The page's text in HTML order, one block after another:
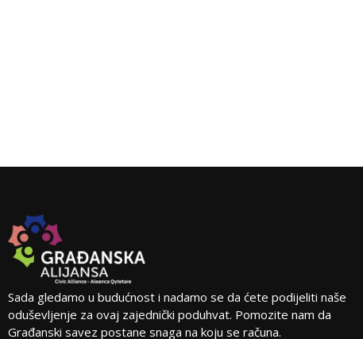
Sada gledamo u budućnost i nadamo se da ćete podijeliti naše
oduševljenje za ovaj zajednički poduhvat. Pomozite nam da
Građanski savez postane snaga na koju se računa.